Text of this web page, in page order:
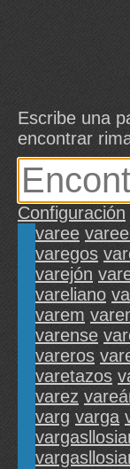
Escribe una
encontrar
Configuración
varee
varegos
varejón
vareliano
varem
varense
vareros
varetazos
varez
varg varga